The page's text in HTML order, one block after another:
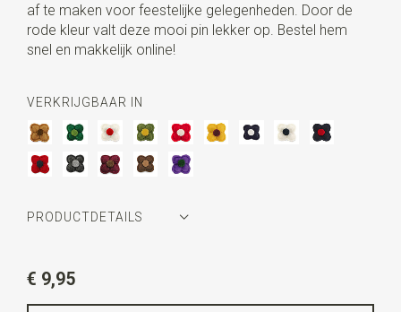
af te maken voor feestelijke gelegenheden. Door de
rode kleur valt deze mooi pin lekker op. Bestel hem
snel en makkelijk online!
VERKRIJGBAAR IN
PRODUCTDETAILS
Kleur
€ 9,95